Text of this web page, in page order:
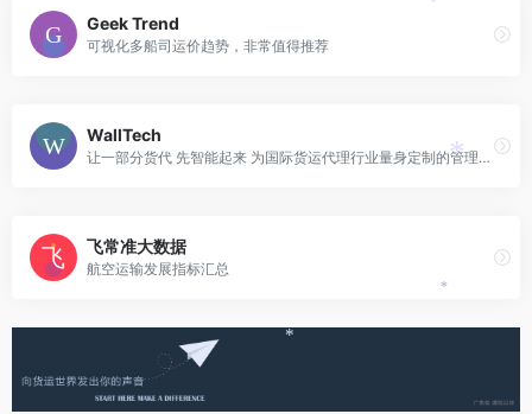
Geek Trend
可视化多船司运价趋势，非常值得推荐
WallTech
让一部分货代 先智能起来 为国际货运代理行业量身定制的管理协同云平台
飞常准大数据
航空运输发展指标汇总